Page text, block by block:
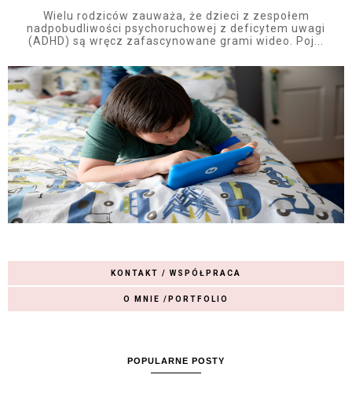
Wielu rodziców zauważa, że dzieci z zespołem
nadpobudliwości psychoruchowej z deficytem uwagi
(ADHD) są wręcz zafascynowane grami wideo. Poj...
KONTAKT / WSPÓŁPRACA
O MNIE /PORTFOLIO
POPULARNE POSTY